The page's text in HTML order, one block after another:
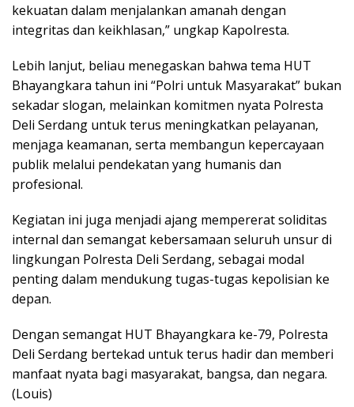
kekuatan dalam menjalankan amanah dengan
integritas dan keikhlasan,” ungkap Kapolresta.
Lebih lanjut, beliau menegaskan bahwa tema HUT
Bhayangkara tahun ini “Polri untuk Masyarakat” bukan
sekadar slogan, melainkan komitmen nyata Polresta
Deli Serdang untuk terus meningkatkan pelayanan,
menjaga keamanan, serta membangun kepercayaan
publik melalui pendekatan yang humanis dan
profesional.
Kegiatan ini juga menjadi ajang mempererat soliditas
internal dan semangat kebersamaan seluruh unsur di
lingkungan Polresta Deli Serdang, sebagai modal
penting dalam mendukung tugas-tugas kepolisian ke
depan.
Dengan semangat HUT Bhayangkara ke-79, Polresta
Deli Serdang bertekad untuk terus hadir dan memberi
manfaat nyata bagi masyarakat, bangsa, dan negara.
(Louis)